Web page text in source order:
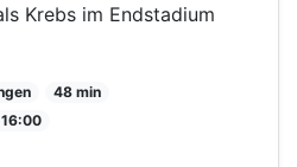
Krebs im Endstadium
48 min